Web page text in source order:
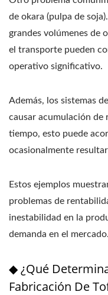
de okara (pulpa de
grandes volúmenes de
el transporte pueden
operativo significativo.
Además, los sistemas
causar acumulación de
tiempo, esto puede
ocasionalmente
Estos ejemplos
problemas de
inestabilidad en la
demanda en el mercado.
◆ ¿Qué
Fabricación De